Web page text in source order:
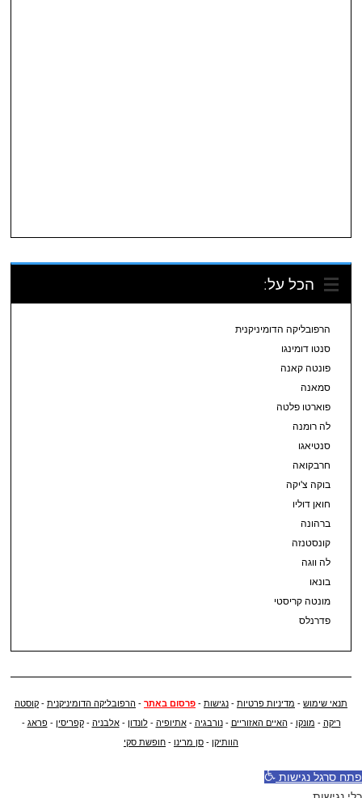
הכל על:
הרפובליקה הדומיניקנית
סנטו דומינגו
פונטה קאנה
סמאנה
פוארטו פלטה
לה רומנה
סנטיאגו
חרבקואה
בוקה צ'יקה
חואן דוליו
ברהונה
קונסטנזה
לה ווגה
בונאו
מונטה קריסטי
פדרנלס
תנאי שימוש - מדיניות פרטיות - נגישות - פרסום באתר - הרפובליקה הדומיניקנית - קוסטה
ריקה - מונקו -האיים האזוריים -נורבגיה -אתיופיה -לונדון -אלבניה -קפריסין -פראג -
הוותיקן - סן מרינו - חופשת סקי
פתח סרגל נגישות